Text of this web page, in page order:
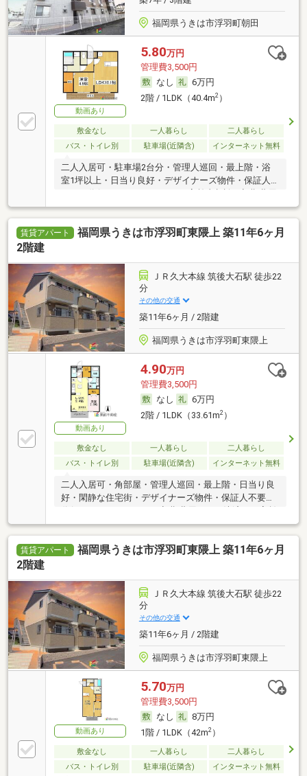
福岡県うきは市浮羽町朝田
動画あり
5.80万円
管理費3,500円
なし
6万円
2階 / 1LDK（40.4m2）
敷金なし 一人暮らし
二人暮らし
バス・トイレ別
駐車場(近隣含) インターネット無料
二人入居可・駐車場2台分・管理人巡回・最上階・浴
室1坪以上・日当り良好・デザイナーズ物件・保証人
不要／代行 ・ルームシェア可・高齢者相談・初期費用
カード決済可・家賃カード決済可
賃貸アパート
福岡県うきは市浮羽町東隈上 築11年6ヶ月
2階建
ＪＲ久大本線 筑後大石駅 徒歩22
分
その他の交通
築11年6ヶ月 / 2階建
福岡県うきは市浮羽町東隈上
動画あり
4.90万円
管理費3,500円
なし
6万円
2階 / 1LDK（33.61m2）
敷金なし 一人暮らし
二人暮らし
バス・トイレ別
駐車場(近隣含) インターネット無料
二人入居可・角部屋・管理人巡回・最上階・日当り良
好・閑静な住宅街・デザイナーズ物件・保証人不要／
代行 ・ルームシェア可・初期費用カード決済可・家賃
カード決済可
賃貸アパート
福岡県うきは市浮羽町東隈上 築11年6ヶ月
2階建
ＪＲ久大本線 筑後大石駅 徒歩22
分
その他の交通
築11年6ヶ月 / 2階建
福岡県うきは市浮羽町東隈上
動画あり
5.70万円
管理費3,500円
なし
8万円
1階 / 1LDK（42m2）
敷金なし 一人暮らし
二人暮らし
バス・トイレ別
駐車場(近隣含) インターネット無料